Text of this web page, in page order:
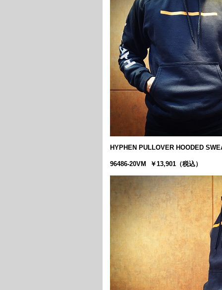
HYPHEN PULLOVER HOODED
96486-20VM ￥13,901（税込）